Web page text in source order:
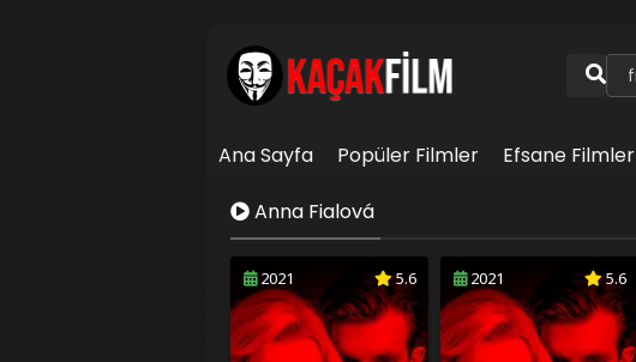
Ana Sayfa Popüler Filmler Efsane Filmler
İletişim
Anna Fialová
2021 5.6 2021 5.6